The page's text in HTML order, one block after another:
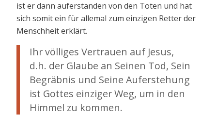
ist er dann auferstanden von den Toten und hat
sich somit ein für allemal zum einzigen Retter der
Menschheit erklärt.
Ihr völliges Vertrauen auf Jesus,
d.h. der Glaube an Seinen Tod, Sein
Begräbnis und Seine Auferstehung
ist Gottes einziger Weg, um in den
Himmel zu kommen.